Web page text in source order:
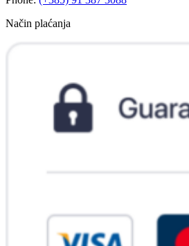
Način plaćanja